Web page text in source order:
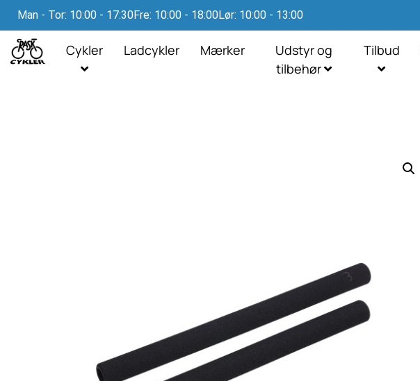
Man - Tor: 10:00 - 17:30Fre: 10:00 - 18:00Lør: 10:00 - 13:00
Cykler Ladcykler Mærker
Udstyr og
tilbehør
Tilbud